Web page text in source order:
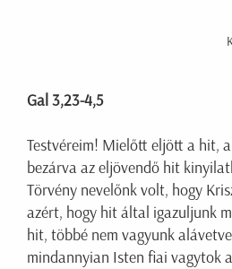
Gal 3,23-4,5
Testvéreim! Mielőtt eljött a hit,
bezárva az eljövendő hit
Törvény nevelőnk volt, hogy
azért, hogy hit által igazuljunk
hit, többé nem vagyunk
mindannyian Isten fiai vagytok